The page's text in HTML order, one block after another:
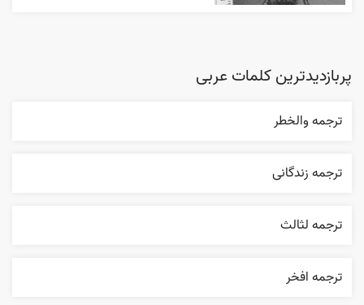
پربازدیدترین کلمات عربی
ترجمه والخطر
ترجمه زندگانی
ترجمه لثالث
ترجمه افخر